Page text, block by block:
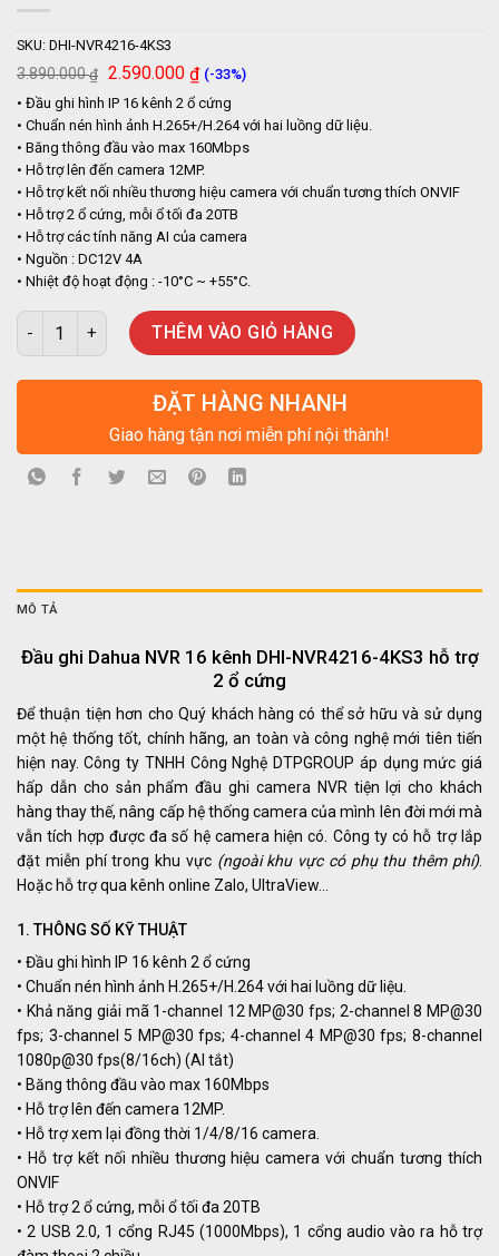
SKU: DHI-NVR4216-4KS3
3.890.000₫ Giá
là:
3.890.000 ₫.
2.590.000 ₫Giá
hiện
tại
là:
2.590.000 ₫.
(-33%)
• Đầu ghi hình IP 16 kênh 2 ổ cứng
• Chuẩn nén hình ảnh H.265+/H.264 với hai luồng dữ liệu.
• Băng thông đầu vào max 160Mbps
• Hỗ trợ lên đến camera 12MP.
• Hỗ trợ kết nối nhiều thương hiệu camera với chuẩn tương thích ONVIF
• Hỗ trợ 2 ổ cứng, mỗi ổ tối đa 20TB
• Hỗ trợ các tính năng AI của camera
• Nguồn : DC12V 4A
• Nhiệt độ hoạt động : -10°C ~ +55°C.
Đầu ghi Dahua NVR 16 kênh DHI-NVR4216-4KS3 hỗ trợ 2 ổ cứng
THÊM VÀO GIỎ HÀNG
ĐẶT HÀNG NHANH
Giao hàng tận nơi miễn phí nội thành!
MÔ TẢ
Đầu ghi Dahua NVR 16 kênh DHI-NVR4216-4KS3 hỗ trợ
2 ổ cứng
Để thuận tiện hơn cho Quý khách hàng có thể sở hữu và sử dụng
một hệ thống tốt, chính hãng, an toàn và công nghệ mới tiên tiến
hiện nay. Công ty TNHH Công Nghệ DTPGROUP áp dụng mức giá
hấp dẫn cho sản phẩm đầu ghi camera NVR tiện lợi cho khách
hàng thay thế, nâng cấp hệ thống camera của mình lên đời mới mà
vẫn tích hợp được đa số hệ camera hiện có. Công ty có hỗ trợ lắp
đặt miễn phí trong khu vực (ngoài khu vực có phụ thu thêm phí).
Hoặc hỗ trợ qua kênh online Zalo, UltraView…
1. THÔNG SỐ KỸ THUẬT
• Đầu ghi hình IP 16 kênh 2 ổ cứng
• Chuẩn nén hình ảnh H.265+/H.264 với hai luồng dữ liệu.
• Khả năng giải mã 1-channel 12 MP@30 fps; 2-channel 8 MP@30
fps; 3-channel 5 MP@30 fps; 4-channel 4 MP@30 fps; 8-channel
1080p@30 fps(8/16ch) (AI tắt)
• Băng thông đầu vào max 160Mbps
• Hỗ trợ lên đến camera 12MP.
• Hỗ trợ xem lại đồng thời 1/4/8/16 camera.
• Hỗ trợ kết nối nhiều thương hiệu camera với chuẩn tương thích
ONVIF
• Hỗ trợ 2 ổ cứng, mỗi ổ tối đa 20TB
• 2 USB 2.0, 1 cổng RJ45 (1000Mbps), 1 cổng audio vào ra hỗ trợ